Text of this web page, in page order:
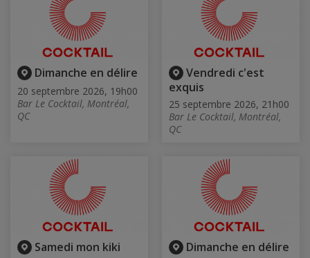
Dimanche en délire
20 septembre 2026, 19h00
Bar Le Cocktail, Montréal,
QC
Vendredi c'est
exquis
25 septembre 2026, 21h00
Bar Le Cocktail, Montréal,
QC
Samedi mon kiki Dimanche en délire